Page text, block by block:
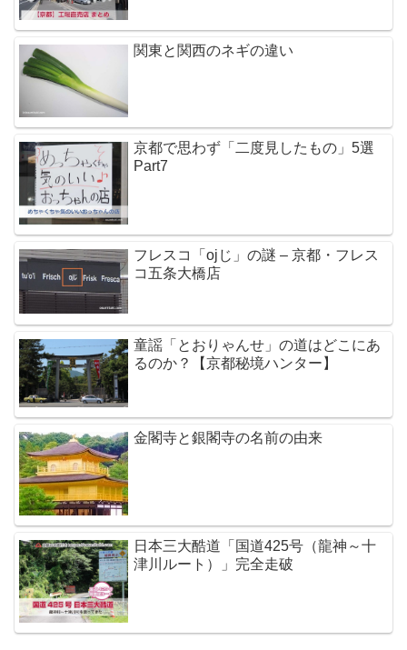
関東と関西のネギの違い
京都で思わず「二度見したもの」5選
Part7
フレスコ「ojじ」の謎 – 京都・フレス
コ五条大橋店
童謡「とおりゃんせ」の道はどこにあ
るのか？【京都秘境ハンター】
金閣寺と銀閣寺の名前の由来
日本三大酷道「国道425号（龍神～十
津川ルート）」完全走破